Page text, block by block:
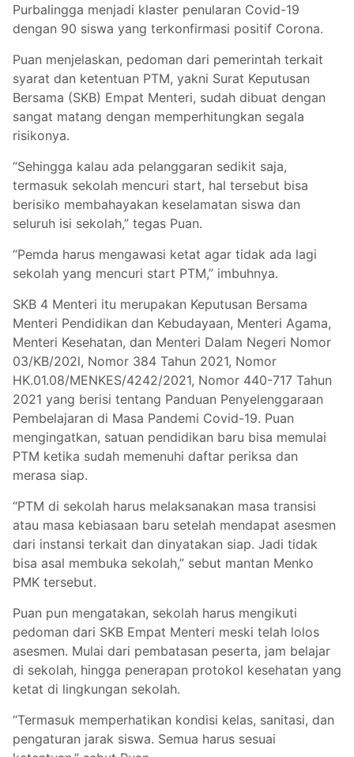
Purbalingga menjadi klaster penularan Covid-19
dengan 90 siswa yang terkonfirmasi positif Corona.
Puan menjelaskan, pedoman dari pemerintah terkait
syarat dan ketentuan PTM, yakni Surat Keputusan
Bersama (SKB) Empat Menteri, sudah dibuat dengan
sangat matang dengan memperhitungkan segala
risikonya.
“Sehingga kalau ada pelanggaran sedikit saja,
termasuk sekolah mencuri start, hal tersebut bisa
berisiko membahayakan keselamatan siswa dan
seluruh isi sekolah,” tegas Puan.
“Pemda harus mengawasi ketat agar tidak ada lagi
sekolah yang mencuri start PTM,” imbuhnya.
SKB 4 Menteri itu merupakan Keputusan Bersama
Menteri Pendidikan dan Kebudayaan, Menteri Agama,
Menteri Kesehatan, dan Menteri Dalam Negeri Nomor
03/KB/202l, Nomor 384 Tahun 2021, Nomor
HK.01.08/MENKES/4242/2021, Nomor 440-717 Tahun
2021 yang berisi tentang Panduan Penyelenggaraan
Pembelajaran di Masa Pandemi Covid-19. Puan
mengingatkan, satuan pendidikan baru bisa memulai
PTM ketika sudah memenuhi daftar periksa dan
merasa siap.
“PTM di sekolah harus melaksanakan masa transisi
atau masa kebiasaan baru setelah mendapat asesmen
dari instansi terkait dan dinyatakan siap. Jadi tidak
bisa asal membuka sekolah,” sebut mantan Menko
PMK tersebut.
Puan pun mengatakan, sekolah harus mengikuti
pedoman dari SKB Empat Menteri meski telah lolos
asesmen. Mulai dari pembatasan peserta, jam belajar
di sekolah, hingga penerapan protokol kesehatan yang
ketat di lingkungan sekolah.
“Termasuk memperhatikan kondisi kelas, sanitasi, dan
pengaturan jarak siswa. Semua harus sesuai